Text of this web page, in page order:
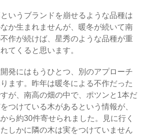
いうブランドを崩せるような品種は
か生まれませんが、暖冬が続いて南
作が続けば、星秀のような品種が重
てくると思います。
発にはもうひとつ、別のアプローチ
ます。昨年は暖冬による不作だった
が、南高の畑の中で、ポツンと1本だ
つけている木があるという情報が、
ら約30件寄せられました。見に行く
たしかに隣の木は実をつけていません